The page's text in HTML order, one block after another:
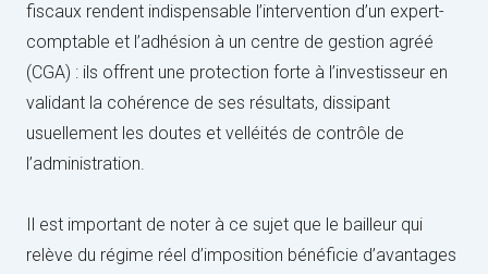
fiscaux rendent indispensable l’intervention d’un expert-
comptable et l’adhésion à un centre de gestion agréé
(CGA) : ils offrent une protection forte à l’investisseur en
validant la cohérence de ses résultats, dissipant
usuellement les doutes et velléités de contrôle de
l’administration.
Il est important de noter à ce sujet que le bailleur qui
relève du régime réel d’imposition bénéficie d’avantages